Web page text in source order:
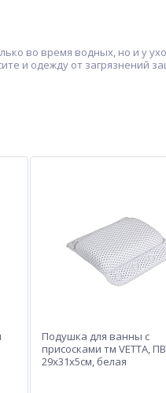
во время водных, но и у
и одежду от загрязнений
Подушка для ванны с
присосками тм VETTA,
29х31х5см, белая